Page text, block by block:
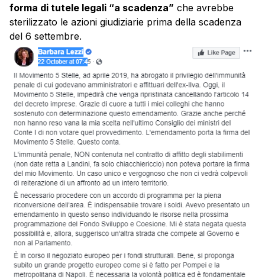
forma di tutele legali “a scadenza” che avrebbe
sterilizzato le azioni giudiziarie prima della scadenza
del 6 settembre.